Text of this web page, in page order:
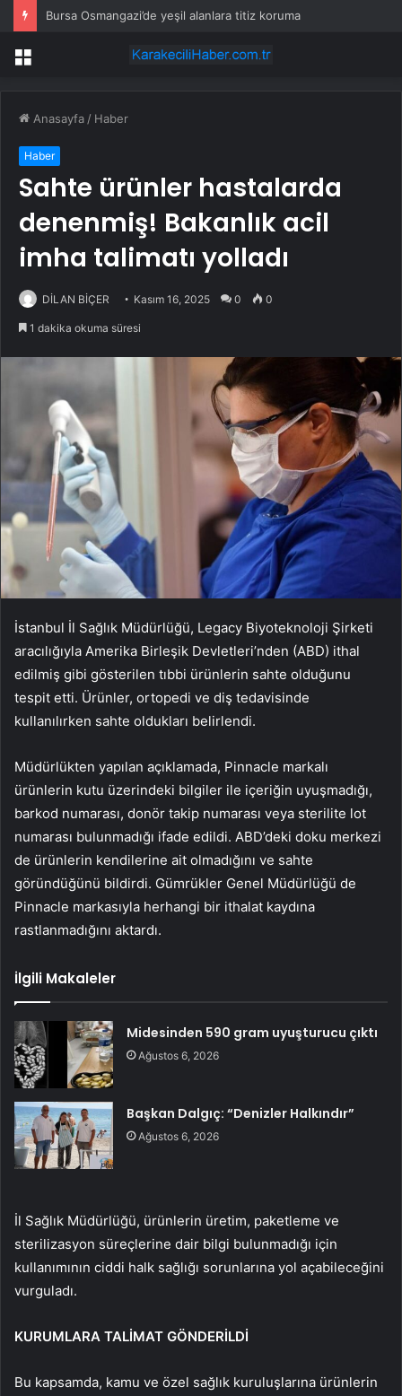
Bursa Osmangazi’de yeşil alanlara titiz koruma
Menü
Anasayfa / Haber
Haber
Sahte ürünler hastalarda
denenmiş! Bakanlık acil
imha talimatı yolladı
DİLAN BİÇER Kasım 16, 2025 0 0
1 dakika okuma süresi
İstanbul İl Sağlık Müdürlüğü, Legacy Biyoteknoloji Şirketi
aracılığıyla Amerika Birleşik Devletleri’nden (ABD) ithal
edilmiş gibi gösterilen tıbbi ürünlerin sahte olduğunu
tespit etti. Ürünler, ortopedi ve diş tedavisinde
kullanılırken sahte oldukları belirlendi.
Müdürlükten yapılan açıklamada, Pinnacle markalı
ürünlerin kutu üzerindeki bilgiler ile içeriğin uyuşmadığı,
barkod numarası, donör takip numarası veya sterilite lot
numarası bulunmadığı ifade edildi. ABD’deki doku merkezi
de ürünlerin kendilerine ait olmadığını ve sahte
göründüğünü bildirdi. Gümrükler Genel Müdürlüğü de
Pinnacle markasıyla herhangi bir ithalat kaydına
rastlanmadığını aktardı.
İlgili Makaleler
Midesinden 590 gram uyuşturucu çıktı
Ağustos 6, 2026
Başkan Dalgıç: “Denizler Halkındır”
Ağustos 6, 2026
İl Sağlık Müdürlüğü, ürünlerin üretim, paketleme ve
sterilizasyon süreçlerine dair bilgi bulunmadığı için
kullanımının ciddi halk sağlığı sorunlarına yol açabileceğini
vurguladı.
KURUMLARA TALİMAT GÖNDERİLDİ
Bu kapsamda, kamu ve özel sağlık kuruluşlarına ürünlerin